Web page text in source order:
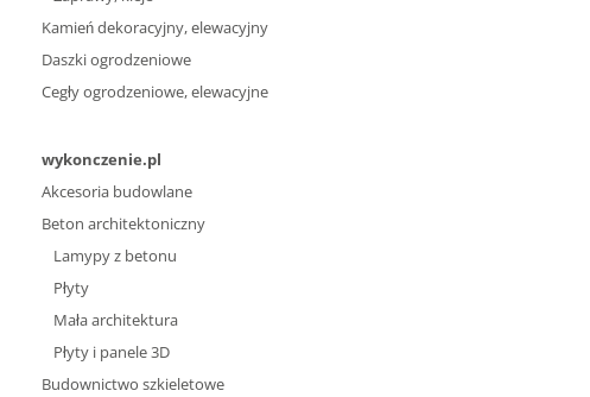
Kamień dekoracyjny, elewacyjny
Daszki ogrodzeniowe
Cegły ogrodzeniowe, elewacyjne
wykonczenie.pl
Akcesoria budowlane
Beton architektoniczny
Lamypy z betonu
Płyty
Mała architektura
Płyty i panele 3D
Budownictwo szkieletowe